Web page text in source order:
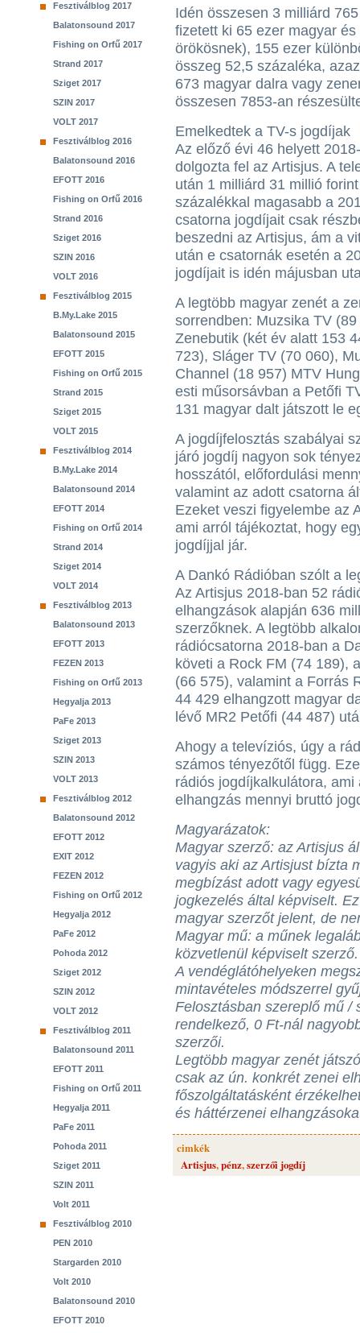
Fesztiválblog 2017
Balatonsound 2017
Fishing on Orfű 2017
Strand 2017
Sziget 2017
SZIN 2017
VOLT 2017
Fesztiválblog 2016
Balatonsound 2016
EFOTT 2016
Fishing on Orfű 2016
Strand 2016
Sziget 2016
SZIN 2016
VOLT 2016
Fesztiválblog 2015
B.My.Lake 2015
Balatonsound 2015
EFOTT 2015
Fishing on Orfű 2015
Strand 2015
Sziget 2015
VOLT 2015
Fesztiválblog 2014
B.My.Lake 2014
Balatonsound 2014
EFOTT 2014
Fishing on Orfű 2014
Strand 2014
Sziget 2014
VOLT 2014
Fesztiválblog 2013
Balatonsound 2013
EFOTT 2013
FEZEN 2013
Fishing on Orfű 2013
Hegyalja 2013
PaFe 2013
Sziget 2013
SZIN 2013
VOLT 2013
Fesztiválblog 2012
Balatonsound 2012
EFOTT 2012
EXIT 2012
FEZEN 2012
Fishing on Orfű 2012
Hegyalja 2012
PaFe 2012
Pohoda 2012
Sziget 2012
SZIN 2012
VOLT 2012
Fesztiválblog 2011
Balatonsound 2011
EFOTT 2011
Fishing on Orfű 2011
Hegyalja 2011
PaFe 2011
Pohoda 2011
Sziget 2011
SZIN 2011
Volt 2011
Fesztiválblog 2010
PEN 2010
Stargarden 2010
Volt 2010
Balatonsound 2010
EFOTT 2010
Idén összesen 3 milliárd
fizetett ki 65 ezer magyar
örökösnek), 155 ezer
összeg 52,5 százaléka,
673 magyar dalra vagy
összesen 7853-an
Emelkedtek a TV-s jogdíjak
Az előző évi 46 helyett
dolgozta fel az Artisjus. A
után 1 milliárd 31 millió
százalékkal magasabb a
csatorna jogdíjait csak
beszedni az Artisjus, ám a
után e csatornák esetén a
jogdíjait is idén májusban
A legtöbb magyar zenét a
sorrendben: Muzsika TV
Zenebutik (két év alatt 153
723), Sláger TV (70 060),
Channel (18 957) MTV
esti műsorsávban a Petőfi
131 magyar dalt játszott le
A jogdíjfelosztás szabályai
járó jogdíj nagyon sok
hosszától, előfordulási
valamint az adott csatorna
Ezeket veszi figyelembe az
ami arról tájékoztat, hogy
jogdíjjal jár.
A Dankó Rádióban szólt a
Az Artisjus 2018-ban 52
elhangzások alapján 636
szerzőknek. A legtöbb
rádiócsatorna 2018-ban a
követi a Rock FM (74 189),
(66 575), valamint a Forrás
44 429 elhangzott magyar
lévő MR2 Petőfi (44 487)
Ahogy a televíziós, úgy a
számos tényezőtől függ.
rádiós jogdíjkalkulátora,
elhangzás mennyi bruttó
Magyarázatok:
Magyar szerző: az Artisjus
vagyis aki az Artisjust bízta
megbízást adott vagy
jogkezelés által képviselt.
magyar szerzőt jelent, de
Magyar mű: a műnek
közvetlenül képviselt szerző.
A vendéglátóhelyeken
mintavételes módszerrel
Felosztásban szereplő mű /
rendelkező, 0 Ft-nál
szerzői.
Legtöbb magyar zenét
csak az ún. konkrét zenei
főszolgáltatásként
és háttérzenei
cimkék
Artisjus,pénz,szerzői jogdíj